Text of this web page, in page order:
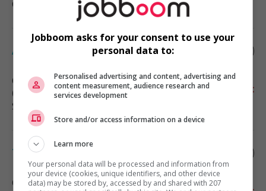
Comptabilité, finance et assurance
Agent de soutien aux opérations
Québec , QC
(199 km)
Soutien administratif
Technicien comptable
Québec, QC
Jobboom asks for your consent to use your
personal data to:
Personalised advertising and content, advertising and
content measurement, audience research and
services development
Store and/or access information on a device
Learn more
Your personal data will be processed and information from
your device (cookies, unique identifiers, and other device
data) may be stored by, accessed by and shared with 207